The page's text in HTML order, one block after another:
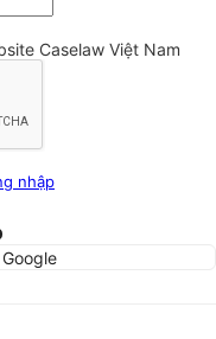
Caselaw Việt Nam
nhập